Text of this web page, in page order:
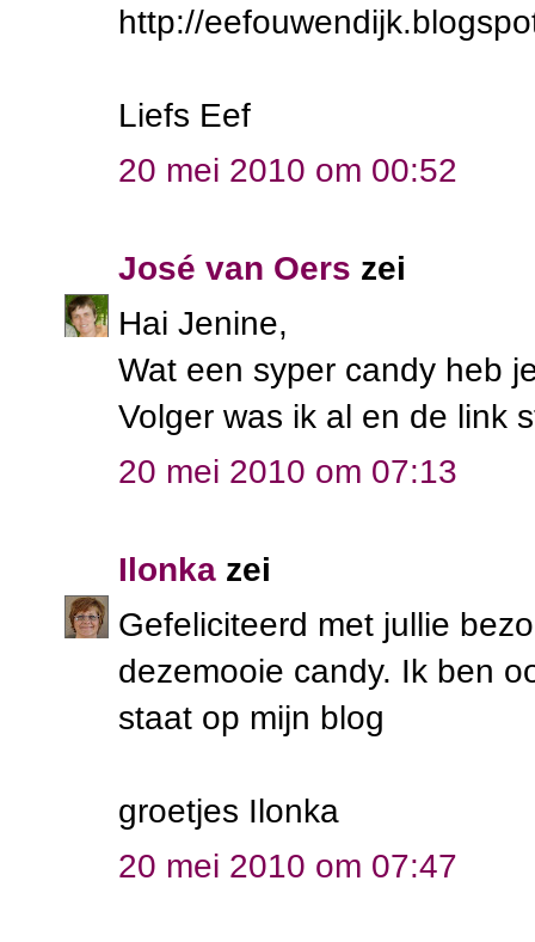
http://
Liefs Eef
20 mei 2010 om 00:52
José van Oers zei
Hai Jenine,
Wat een syper candy heb
Volger was ik al en de link
20 mei 2010 om 07:13
Ilonka zei
Gefeliciteerd met jullie
dezemooie candy. Ik ben
staat op mijn blog
groetjes Ilonka
20 mei 2010 om 07:47